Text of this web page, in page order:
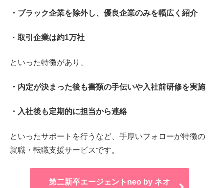
・ブラック企業を除外し、優良企業のみを幅広く紹介
・ 取引企業は約1万社
といった特徴があり、
・内定が決まった後も書類の手伝いや入社前研修を実施
・入社後も定期的に担当から連絡
といったサポートを行うなど、手厚いフォローが特徴の
就職・転職支援サービスです。
第二新卒エージェントneo by ネオ